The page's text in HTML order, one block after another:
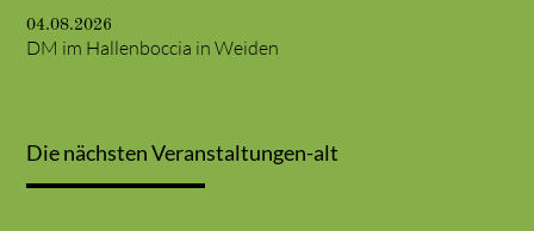
04.08.2026
DM im Hallenboccia in Weiden
Die nächsten Veranstaltungen-alt